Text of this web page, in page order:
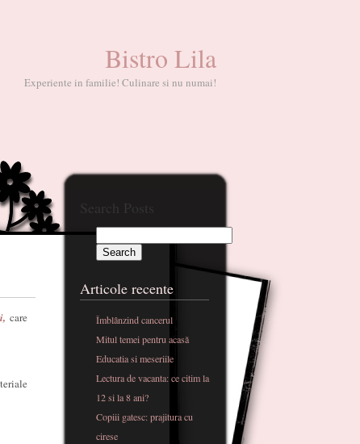
Bistro Lila
Experiente in familie! Culinare si nu numai!
care
Search Posts
Articole recente
Îmblânzind cancerul
Mitul temei pentru acasă
Educatia si meseriile
Lectura de vacanta: ce citim la
12 si la 8 ani?
Copiii gatesc: prajitura cu
cirese